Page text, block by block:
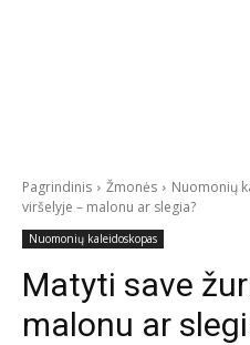
Pagrindinis Žmonės Nuomonių
viršelyje – malonu ar slegia?
Nuomonių kaleidoskopas
Matyti save
malonu ar